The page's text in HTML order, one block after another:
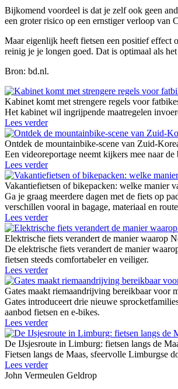
Bijkomend voordeel is dat je zelf ook geen
een groter risico op een ernstiger verloop
Maar eigenlijk heeft fietsen een positief effect
reinig je je longen goed. Dat is optimaal als
Bron: bd.nl.
Kabinet komt met strengere regels voor
Het kabinet wil ingrijpende maatregelen
Lees verder
Ontdek de mountainbike-scene van Zuid-
Een videoreportage neemt kijkers mee naar
Lees verder
Vakantiefietsen of bikepacken: welke manier
Ga je graag meerdere dagen met de fiets op
verschillen vooral in bagage, materiaal en
Lees verder
Elektrische fiets verandert de manier waarop
De elektrische fiets verandert de manier
fietsen steeds comfortabeler en veiliger.
Lees verder
Gates maakt riemaandrijving bereikbaar voor
Gates introduceert drie nieuwe
aanbod fietsen en e-bikes.
Lees verder
De IJsjesroute in Limburg: fietsen langs de
Fietsen langs de Maas, sfeervolle Limburgse
Lees verder
John Vermeulen Geldrop